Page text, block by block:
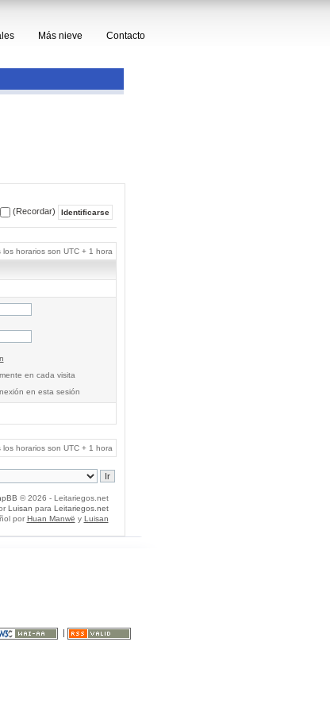
Más nieve Contacto
(Recordar)
los horarios son UTC + 1 hora
en cada visita
en esta sesión
los horarios son UTC + 1 hora
© 2026 - Leitariegos.net
Luisan para Leitariegos.net
por Huan Manwë y Luisan